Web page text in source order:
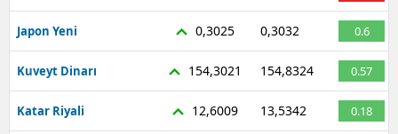
Malatya
Kahramanmaraş
Mardin
Japon Yeni 0,3025 0,3032 0.6
Kuveyt Dinarı 154,3021 154,8324 0.57
Katar Riyali 12,6009 13,5342 0.18